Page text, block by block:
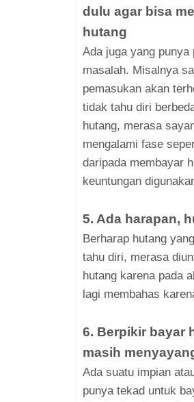
dulu agar bisa
hutang
Ada juga yang
masalah. Misalnya
pemasukan akan
tidak tahu diri
hutang, merasa
mengalami fase
daripada membayar
keuntungan
5. Ada harapan,
Berharap hutang
tahu diri, merasa
hutang karena pada
lagi membahas
6. Berpikir bayar
masih
Ada suatu impian
punya tekad untuk